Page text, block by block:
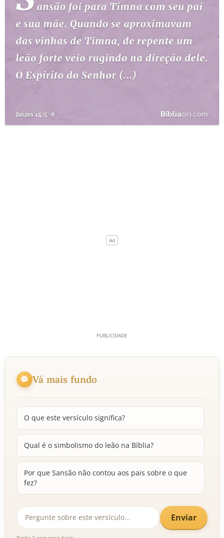
PERGUNTE À BÍBLIA IA
TERMO BÍBLICO JOGOS
QUEM SOMOS
LOJA BÍBLIAON
Vá mais fundo
O que este versículo significa?
Qual é o simbolismo do leão na Bíblia?
Por que Sansão não contou aos pais sobre o que
fez?
Enviar